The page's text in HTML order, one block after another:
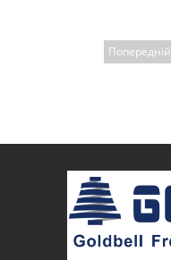
Попередній